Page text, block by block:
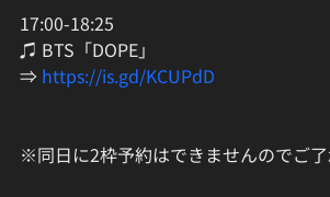
17:00-18:25
♫ BTS「DOPE」
⇒ https://is.gd/KCUPdD
※同日に2枠予約はできませんのでご了